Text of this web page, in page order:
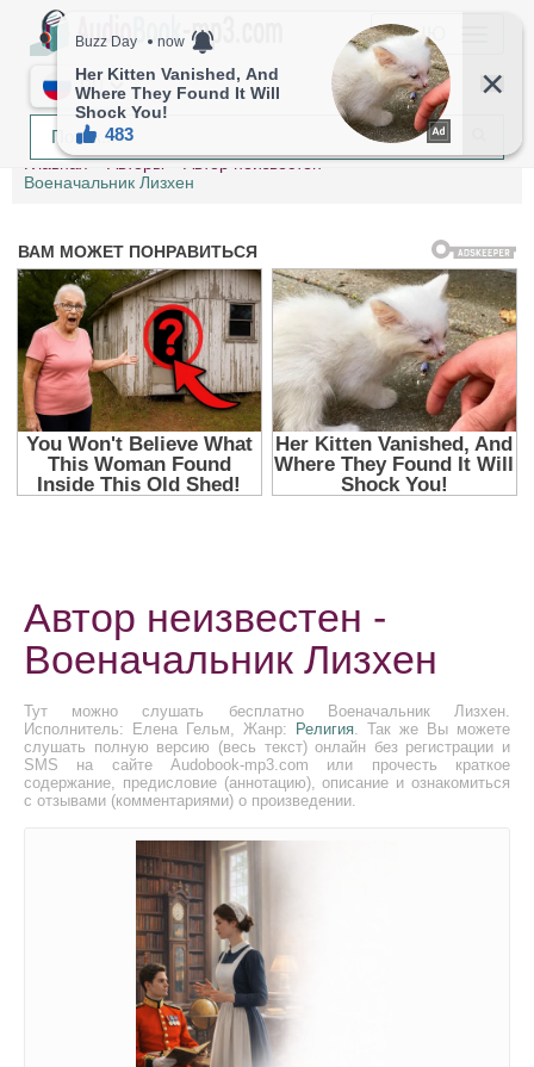
МЕНЮ
RU
Главная Авторы
Автор неизвестен
Военачальник Лизхен
Автор неизвестен -
Военачальник Лизхен
Тут можно слушать бесплатно Военачальник Лизхен.
Исполнитель: Елена Гельм, Жанр:
Религия. Так же Вы можете
слушать полную версию (весь текст) онлайн без регистрации и
SMS на сайте Audobook-mp3.com или прочесть краткое
содержание, предисловие (аннотацию), описание и ознакомиться
с отзывами (комментариями) о произведении.